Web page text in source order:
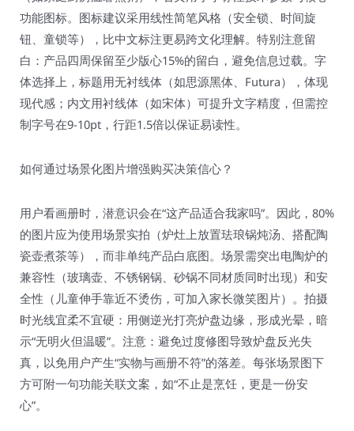
功能图标。图标建议采用线性简笔风格（安全锁、时间旋
钮、童锁等），比中文标注更易跨文化理解。特别注意留
白：产品四周保留至少版心15%的留白，避免信息过载。字
体选择上，标题用无衬线体（如思源黑体、Futura），体现
现代感；内文用衬线体（如宋体）可提升文字精度，但需控
制字号在9-10pt，行距1.5倍以保证易读性。
如何通过场景化图片增强购买决策信心？
用户看画册时，潜意识会在“这产品适合我家吗”。因此，80%
的图片应为使用场景实拍（炉灶上放置珐琅锅炖汤、搭配陶
瓷壶煮茶等），而非单纯产品白底图。场景需突出电陶炉的
兼容性（玻璃壶、不锈钢锅、砂锅不同材质同时出现）和安
全性（儿童伸手靠近不烫伤，可加入家长微笑图片）。拍摄
时光线宜柔不宜硬：用侧逆光打亮炉盘边缘，形成光晕，暗
示“无明火但温暖”。注意：避免过度修图导致炉盘反光失
真，以免用户产生“实物与画册不符”的落差。每张场景图下
方可附一句功能关联文案，如“不止是烹饪，更是一份安
心”。